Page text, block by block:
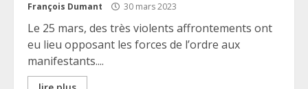
François Dumant 30 mars 2023
Le 25 mars, des très violents affrontements ont
eu lieu opposant les forces de l’ordre aux
manifestants....